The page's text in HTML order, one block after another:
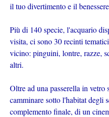
il tuo divertimento e il
Più di 140 specie, l'acquario
visita, ci sono 30 recinti
vicino: pinguini, lontre, razze,
altri.
Oltre ad una passerella in vetro
camminare sotto l'habitat degli
complemento finale, di un